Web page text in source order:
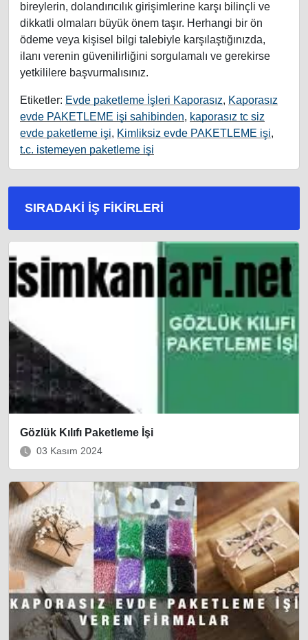
bireylerin, dolandırıcılık girişimlerine karşı bilinçli ve
dikkatli olmaları büyük önem taşır. Herhangi bir ön
ödeme veya kişisel bilgi talebiyle karşılaştığınızda,
ilanı verenin güvenilirliğini sorgulamalı ve gerekirse
yetkililere başvurmalısınız.
Etiketler: Evde paketleme İşleri Kaporasız, Kaporasız
evde PAKETLEME işi sahibinden, kaporasız tc siz
evde paketleme işi, Kimliksiz evde PAKETLEME işi,
t.c. istemeyen paketleme işi
SIRADAKI İŞ FIKIRLERI
Gözlük Kılıfı Paketleme İşi
03 Kasım 2024